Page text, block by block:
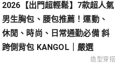
2026【出門超輕鬆】7款超人氣
男生胸包、腰包推薦！運動、
休閒、時尚、日常通勤必備 斜
跨側背包 KANGOL｜嚴選
造型穿搭